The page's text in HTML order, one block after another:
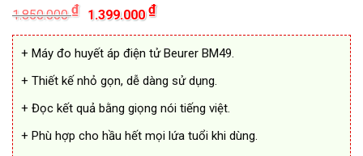
1.850.000₫
Giá
gốc
là:
1.850.000 ₫.
1.399.000₫Giá
hiện
tại
là:
1.399.000 ₫.
+ Máy đo huyết áp điện tử Beurer BM49.
+ Thiết kế nhỏ gọn, dễ dàng sử dụng.
+ Đọc kết quả bằng giọng nói tiếng việt.
+ Phù hợp cho hầu hết mọi lứa tuổi khi dùng.